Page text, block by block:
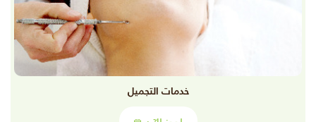
خدمات التجميل